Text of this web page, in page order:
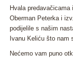
Hvala
Oberman Peterka i
podijelile s našim
Ivanu Keliću što nam
Nećemo vam puno